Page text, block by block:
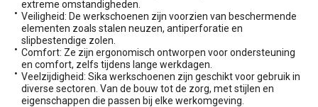
extreme omstandigheden.
Veiligheid: De werkschoenen zijn voorzien van beschermende
elementen zoals stalen neuzen, antiperforatie en
slipbestendige zolen.
Comfort: Ze zijn ergonomisch ontworpen voor ondersteuning
en comfort, zelfs tijdens lange werkdagen.
Veelzijdigheid: Sika werkschoenen zijn geschikt voor gebruik in
diverse sectoren. Van de bouw tot de zorg, met stijlen en
eigenschappen die passen bij elke werkomgeving.